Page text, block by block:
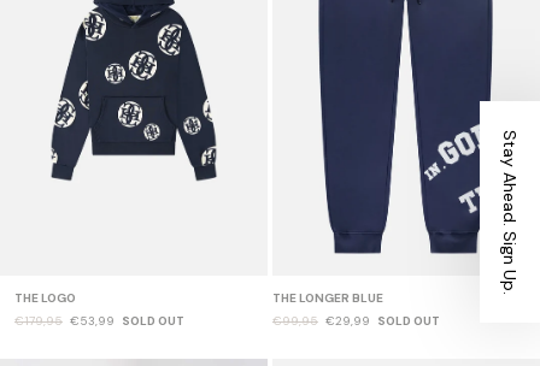
THE LOGO
€179,95 €53,99 SOLD OUT
THE LONGER BLUE
€99,95 €29,99 SOLD OUT
Stay Ahead. Sign Up.